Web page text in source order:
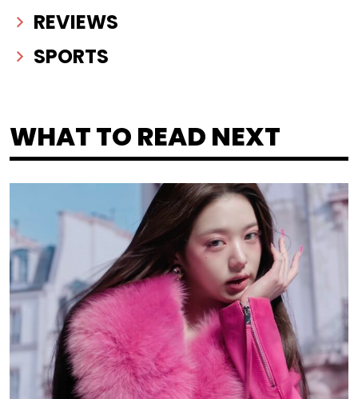
REVIEWS
SPORTS
WHAT TO READ NEXT